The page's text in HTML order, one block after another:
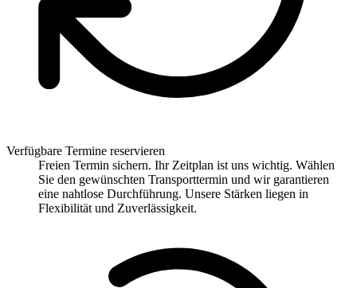
Verfügbare Termine reservieren
Freien Termin sichern. Ihr Zeitplan ist uns wichtig. Wählen
Sie den gewünschten Transporttermin und wir garantieren
eine nahtlose Durchführung. Unsere Stärken liegen in
Flexibilität und Zuverlässigkeit.